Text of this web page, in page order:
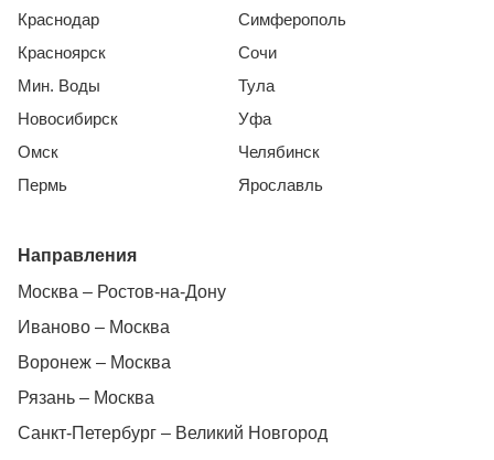
Краснодар
Красноярск
Мин. Воды
Новосибирск
Омск
Пермь
Симферополь
Сочи
Тула
Уфа
Челябинск
Ярославль
Направления
Москва – Ростов-на-Дону
Иваново – Москва
Воронеж – Москва
Рязань – Москва
Санкт-Петербург – Великий Новгород